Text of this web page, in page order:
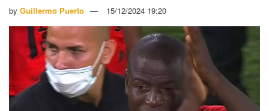
by Guillermo Puerto 15/12/2024 19:20